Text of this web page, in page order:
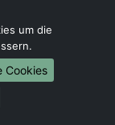
um die
Cookies